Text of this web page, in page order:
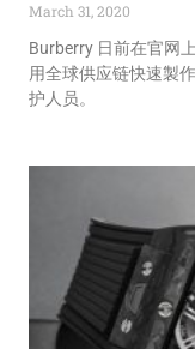
March 31, 2020
Burberry 日前在官网
用全球供应链快速製
护人员。